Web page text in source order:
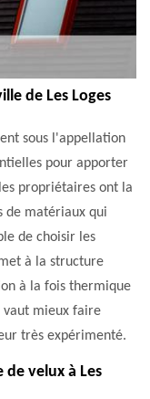
de Les Loges
sous l'appellation
pour apporter
propriétaires ont la
de matériaux qui
de choisir les
à la structure
à la fois thermique
vaut mieux faire
très expérimenté.
de velux à Les